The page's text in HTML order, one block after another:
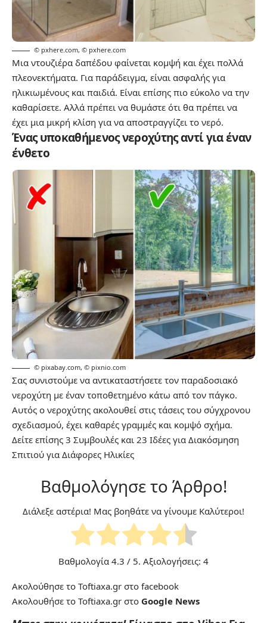
© pxhere.com, © pxhere.com
Μια ντουζιέρα δαπέδου φαίνεται κομψή και έχει πολλά
πλεονεκτήματα. Για παράδειγμα, είναι ασφαλής για
ηλικιωμένους και παιδιά. Είναι επίσης πιο εύκολο να την
καθαρίσετε. Αλλά πρέπει να θυμάστε ότι θα πρέπει να
έχει μια μικρή κλίση για να αποστραγγίζει το νερό.
Ένας υποκαθήμενος νεροχύτης αντί για έναν
ένθετο
© pixabay.com, © pixnio.com
Σας συνιστούμε να αντικαταστήσετε τον παραδοσιακό
νεροχύτη με έναν τοποθετημένο κάτω από τον πάγκο.
Αυτός ο νεροχύτης ακολουθεί στις τάσεις του σύγχρονου
σχεδιασμού, έχει καθαρές γραμμές και κομψό σχήμα.
Δείτε επίσης 3 Συμβουλές και 23 Ιδέες για Διακόσμηση
Σπιτιού για Διάφορες Ηλικίες
Βαθμολόγησε το Άρθρο!
Διάλεξε αστέρια! Μας βοηθάτε να γίνουμε Καλύτεροι!
Βαθμολογία 4.3 / 5. Αξιολογήσεις: 4
Ακολούθησε το Toftiaxa.gr στο facebook
Ακολουθήσε το Toftiaxa.gr στο Google News